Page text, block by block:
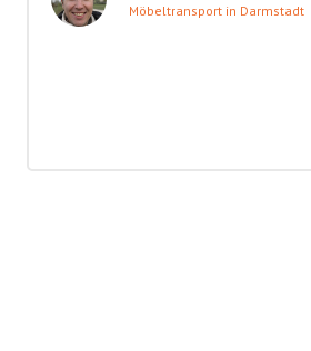
Möbeltransport in Darmstadt